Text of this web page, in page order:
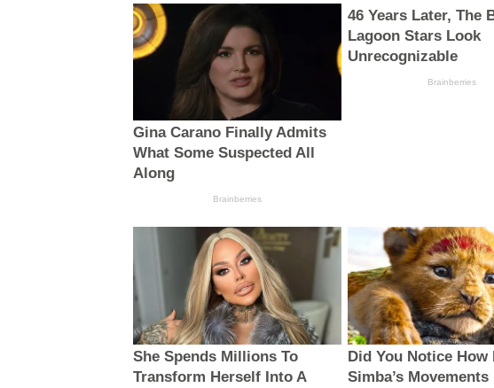
Gina Carano Finally Admits
What Some Suspected All
Along
Brainberries
46 Years Later, The
Lagoon Stars Look
Unrecognizable
Brainberries
She Spends Millions To
Transform Herself Into A
Did You Notice How
Simba’s